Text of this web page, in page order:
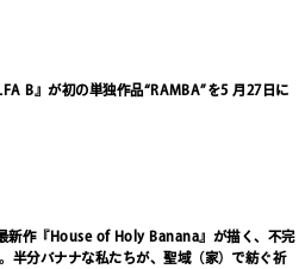
B』が初の単独作品“RAMBA”を5 月27日に
新作『House of Holy Banana』が描く、不完
半分バナナな私たちが、聖域（家）で紡ぐ祈